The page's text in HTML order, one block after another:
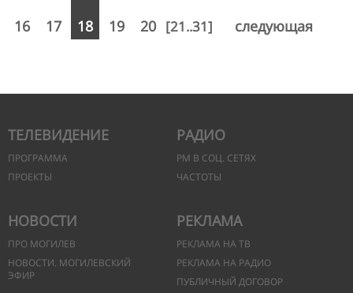
16 17 18 19 20 [21..31] следующая
ТЕЛЕВИДЕНИЕ
ПРОГРАММА
ПРОЕКТЫ
РАДИО
РМ В СОЦ. СЕТЯХ
ЧАСТОТЫ
НОВОСТИ
ПРО МОГИЛЕВ
НОВОСТИ. МОГИЛЕВСКИЙ
ЭФИР
РЕКЛАМА
РЕКЛАМА НА ТВ
РЕКЛАМА НА РАДИО
ПУБЛИЧНЫЙ ДОГОВОР